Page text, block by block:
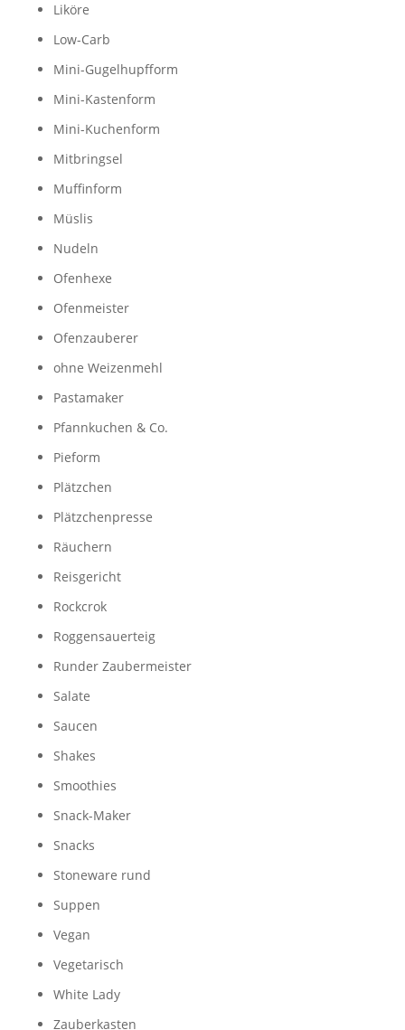
Liköre
Low-Carb
Mini-Gugelhupfform
Mini-Kastenform
Mini-Kuchenform
Mitbringsel
Muffinform
Müslis
Nudeln
Ofenhexe
Ofenmeister
Ofenzauberer
ohne Weizenmehl
Pastamaker
Pfannkuchen & Co.
Pieform
Plätzchen
Plätzchenpresse
Räuchern
Reisgericht
Rockcrok
Roggensauerteig
Runder Zaubermeister
Salate
Saucen
Shakes
Smoothies
Snack-Maker
Snacks
Stoneware rund
Suppen
Vegan
Vegetarisch
White Lady
Zauberkasten